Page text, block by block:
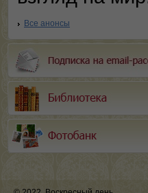
Все анонсы